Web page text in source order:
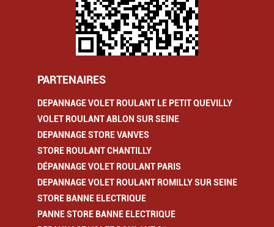
PARTENAIRES
DEPANNAGE VOLET ROULANT LE PETIT QUEVILLY
VOLET ROULANT ABLON SUR SEINE
DEPANNAGE STORE VANVES
STORE ROULANT CHANTILLY
DÉPANNAGE VOLET ROULANT PARIS
DEPANNAGE VOLET ROULANT ROMILLY SUR SEINE
STORE BANNE ELECTRIQUE
PANNE STORE BANNE ELECTRIQUE